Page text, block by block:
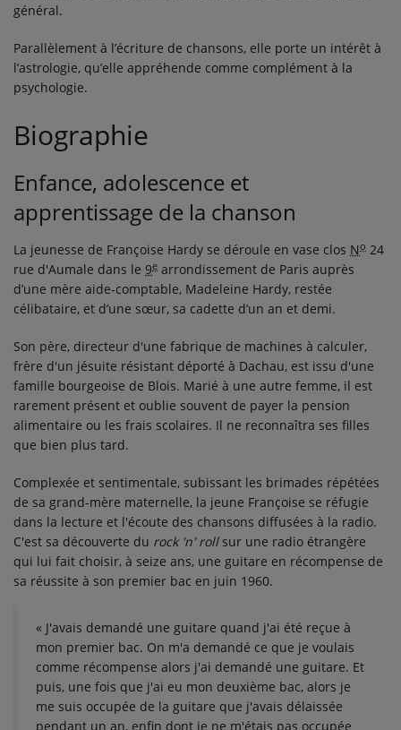
général.
Parallèlement à l’écriture de chansons, elle porte un intérêt à
l’astrologie, qu’elle appréhende comme complément à la
psychologie.
Biographie
Enfance, adolescence et
apprentissage de la chanson
La jeunesse de Françoise Hardy se déroule en vase clos No 24
rue d'Aumale dans le 9e arrondissement de Paris auprès
d’une mère aide-comptable, Madeleine Hardy, restée
célibataire, et d’une sœur, sa cadette d’un an et demi.
Son père, directeur d'une fabrique de machines à calculer,
frère d'un jésuite résistant déporté à Dachau, est issu d'une
famille bourgeoise de Blois. Marié à une autre femme, il est
rarement présent et oublie souvent de payer la pension
alimentaire ou les frais scolaires. Il ne reconnaîtra ses filles
que bien plus tard.
Complexée et sentimentale, subissant les brimades répétées
de sa grand-mère maternelle, la jeune Françoise se réfugie
dans la lecture et l'écoute des chansons diffusées à la radio.
C'est sa découverte du rock 'n' rollsur une radio étrangère
qui lui fait choisir, à seize ans, une guitare en récompense de
sa réussite à son premier bac en juin 1960.
« J'avais demandé une guitare quand j'ai été reçue à
mon premier bac. On m'a demandé ce que je voulais
comme récompense alors j'ai demandé une guitare. Et
puis, une fois que j'ai eu mon deuxième bac, alors je
me suis occupée de la guitare que j'avais délaissée
pendant un an, enfin dont je ne m'étais pas occupée